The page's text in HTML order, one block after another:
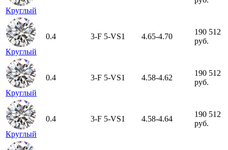
Круглый
Круглый
0.4 3-F 5-VS1 4.65-4.70
190 512
руб.
Круглый
0.4 3-F 5-VS1 4.58-4.62
190 512
руб.
Круглый
0.4 3-F 5-VS1 4.58-4.64
190 512
руб.